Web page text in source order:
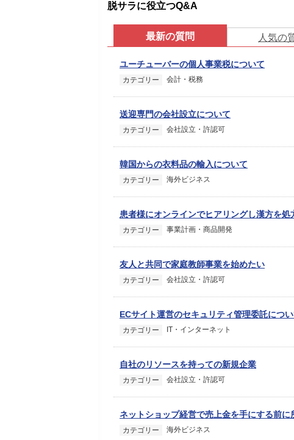
脱サラに役立つQ&A
最新の質問 人気の
ユーチューバーの個人事業税について
カテゴリー 会計・税務
送迎専門の会社設立について
カテゴリー 会社設立・許認可
韓国からの衣料品の輸入について
カテゴリー 海外ビジネス
患者様にオンラインでヒアリングし漢方を処
カテゴリー 事業計画・商品開発
友人と共同で家庭教師事業を始めたい
カテゴリー 会社設立・許認可
ECサイト運営のセキュリティ管理委託につ
カテゴリー IT・インターネット
自社のリソースを持っての新規企業
カテゴリー 会社設立・許認可
ネットショップ経営で売上金を手にする前に
カテゴリー 海外ビジネス